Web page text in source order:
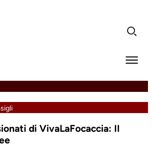
di VivaLaFocaccia: Il